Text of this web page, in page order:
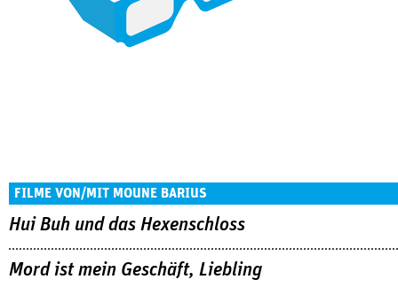
FILME VON/MIT MOUNE BARIUS
Hui Buh und das Hexenschloss
Mord ist mein Geschäft, Liebling